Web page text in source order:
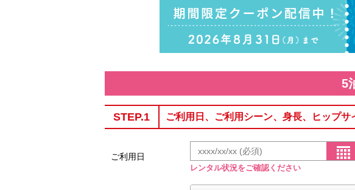
5
STEP.1 ご利用日、ご利用シーン、身長、ヒップサ
ご利用日
レンタル状況をご確認ください